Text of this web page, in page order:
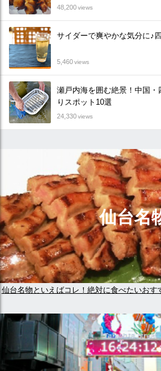
48,200views
サイダーで爽やかな気分に♪
5,460views
瀬戸内海を囲む絶景！中国
りスポット10選
24,330views
仙台名
仙台名物といえばコレ！絶対に食べたいおす